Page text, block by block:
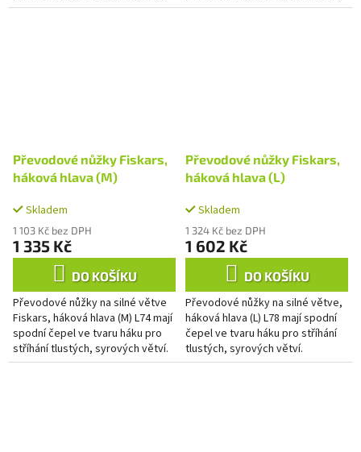
keřů, vinic atd.. S AKU nůžkami
keřů, vinic atd.. S AKU nůžkami
Převodové nůžky Fiskars,
háková hlava (M)
Skladem
1 103 Kč bez DPH
1 335 Kč
DO KOŠÍKU
Převodové nůžky na silné větve
Fiskars, háková hlava (M) L74 mají
spodní čepel ve tvaru háku pro
stříhání tlustých, syrových větví.
Snadno uchopíte větev mezi
Převodové nůžky Fiskars,
háková hlava (L)
Skladem
1 324 Kč bez DPH
1 602 Kč
DO KOŠÍKU
Převodové nůžky na silné větve,
háková hlava (L) L78 mají spodní
čepel ve tvaru háku pro stříhání
tlustých, syrových větví.
Patentovaná technologie